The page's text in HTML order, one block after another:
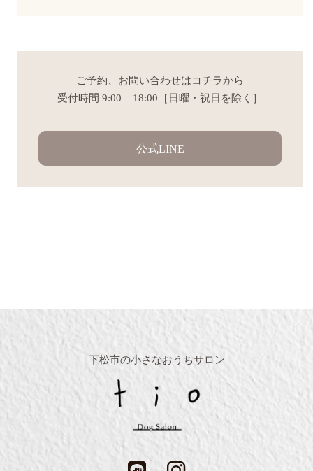
ご予約、お問い合わせはコチラから
受付時間 9:00 – 18:00［日曜・祝日を除く］
公式LINE
下松市の小さなおうちサロン